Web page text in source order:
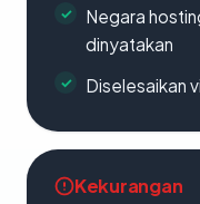
Negara
dinyatakan
Diselesaikan
Kekurangan